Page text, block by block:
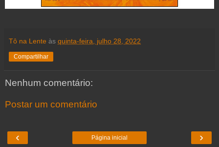
Tô na Lente às quinta-feira, julho 28, 2022
Compartilhar
Nenhum comentário:
Postar um comentário
‹ ›
Página inicial